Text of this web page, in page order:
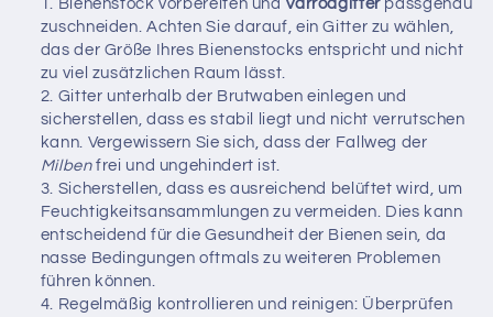
Bienenstock vorbereiten undVarroagitterpassgenau
zuschneiden. Achten Sie darauf, ein Gitter zu wählen,
das der Größe Ihres Bienenstocks entspricht und nicht
zu viel zusätzlichen Raum lässt.
Gitter unterhalb der Brutwaben einlegen und
sicherstellen, dass es stabil liegt und nicht verrutschen
kann. Vergewissern Sie sich, dass der Fallweg der
Milbenfrei und ungehindert ist.
Sicherstellen, dass es ausreichend belüftet wird, um
Feuchtigkeitsansammlungen zu vermeiden. Dies kann
entscheidend für die Gesundheit der Bienen sein, da
nasse Bedingungen oftmals zu weiteren Problemen
führen können.
Regelmäßig kontrollieren und reinigen: Überprüfen